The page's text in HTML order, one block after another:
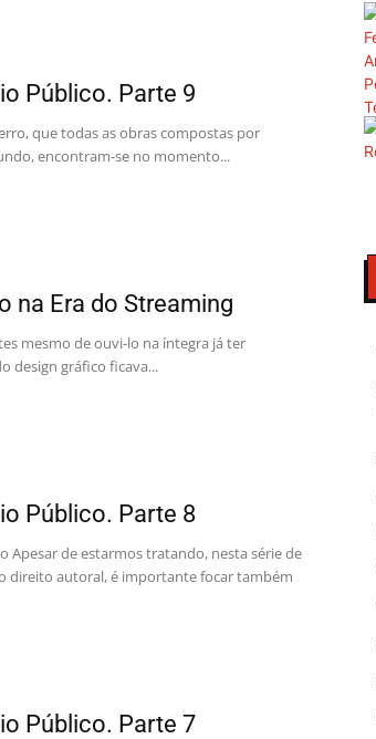
Público. Parte 9
que todas as obras compostas por
encontram-se no momento...
na Era do Streaming
mesmo de ouvi-lo na íntegra já ter
design gráfico ficava...
Público. Parte 8
de estarmos tratando, nesta série de
direito autoral, é importante focar também
Público. Parte 7